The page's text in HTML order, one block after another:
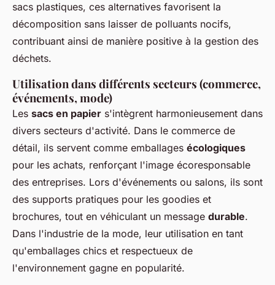
sacs plastiques, ces alternatives favorisent la
décomposition sans laisser de polluants nocifs,
contribuant ainsi de manière positive à la gestion des
déchets.
Utilisation dans différents secteurs (commerce,
événements, mode)
Les sacs en papier s'intègrent harmonieusement dans
divers secteurs d'activité. Dans le commerce de
détail, ils servent comme emballages écologiques
pour les achats, renforçant l'image écoresponsable
des entreprises. Lors d'événements ou salons, ils sont
des supports pratiques pour les goodies et
brochures, tout en véhiculant un message durable.
Dans l'industrie de la mode, leur utilisation en tant
qu'emballages chics et respectueux de
l'environnement gagne en popularité.